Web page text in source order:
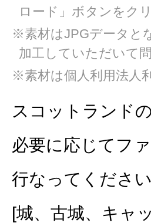
ロード」ボタンをク
※素材はJPGデータと
加工していただいて
※素材は個人利用法人
スコットランド
必要に応じてフ
行なってくださ
[城、古城、キャ